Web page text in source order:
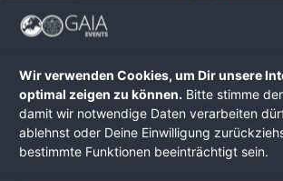
Wir verwenden Cookies, um Dir unsere
optimal zeigen zu können. Bitte stimme
damit wir notwendige Daten verarbeiten
ablehnst oder Deine Einwilligung
bestimmte Funktionen beeinträchtigt sein.